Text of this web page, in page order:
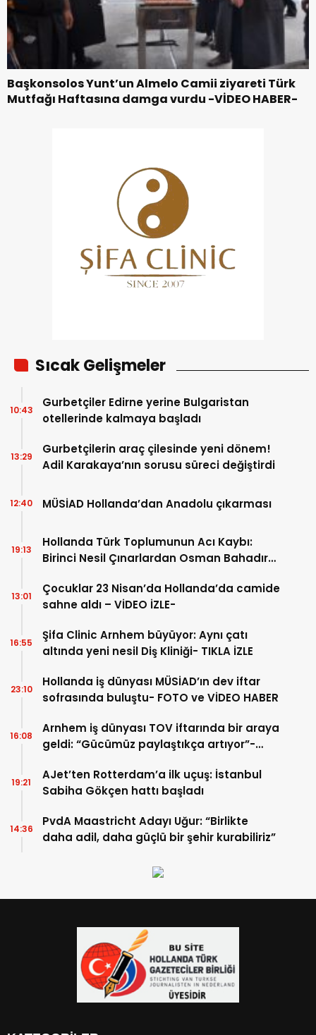
Başkonsolos Yunt’un Almelo Camii ziyareti Türk
Mutfağı Haftasına damga vurdu -VİDEO HABER-
Sıcak Gelişmeler
Gurbetçiler Edirne yerine Bulgaristan
otellerinde kalmaya başladı
10:43
Gurbetçilerin araç çilesinde yeni dönem!
Adil Karakaya’nın sorusu süreci değiştirdi
13:29
MÜSİAD Hollanda’dan Anadolu çıkarması
12:40
Hollanda Türk Toplumunun Acı Kaybı:
Birinci Nesil Çınarlardan Osman Bahadır
19:13
Çocuklar 23 Nisan’da Hollanda’da camide
sahne aldı – VİDEO İZLE-
13:01
Şifa Clinic Arnhem büyüyor: Aynı çatı
altında yeni nesil Diş Kliniği- TIKLA İZLE
16:55
Hollanda iş dünyası MÜSİAD’ın dev iftar
sofrasında buluştu- FOTO ve VİDEO HABER
23:10
Arnhem iş dünyası TOV iftarında bir araya
geldi: “Gücümüz paylaştıkça artıyor”-
16:08
AJet’ten Rotterdam’a ilk uçuş: İstanbul
Sabiha Gökçen hattı başladı
19:21
PvdA Maastricht Adayı Uğur: “Birlikte
daha adil, daha güçlü bir şehir kurabiliriz”
14:36